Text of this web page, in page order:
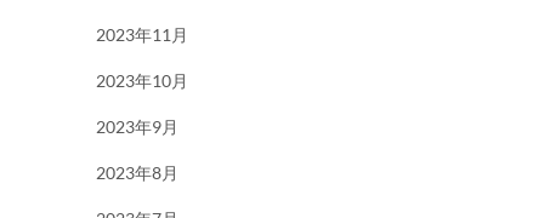
2023年11月
2023年10月
2023年9月
2023年8月